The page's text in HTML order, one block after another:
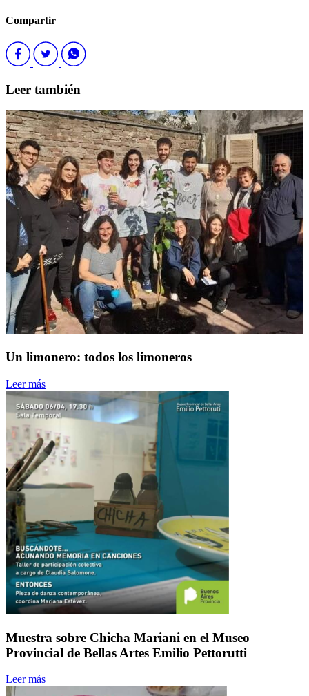
Compartir
Leer también
Un limonero: todos los limoneros
Leer más
Muestra sobre Chicha Mariani en el Museo
Provincial de Bellas Artes Emilio Pettorutti
Leer más